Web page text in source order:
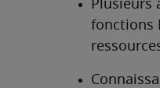
Plusieurs
fonctions